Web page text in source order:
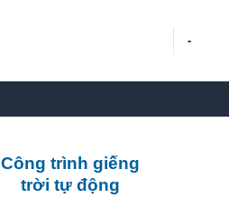
-
Công trình giếng
trời tự động